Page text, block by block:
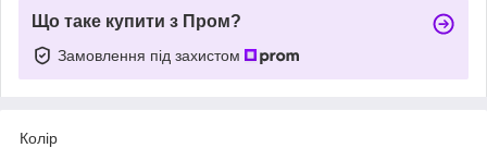
Що таке купити з Пром?
Замовлення під захистом
Колір